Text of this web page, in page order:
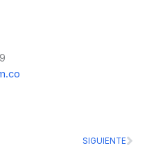
SIGUIENTE